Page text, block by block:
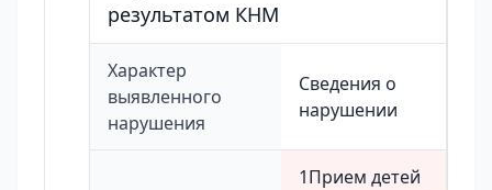
результатом КНМ
Характер
выявленного
нарушения
Сведения о
нарушении
1Прием детей